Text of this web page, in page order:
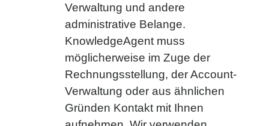
Verwaltung und andere
administrative Belange.
KnowledgeAgent muss
möglicherweise im Zuge der
Rechnungsstellung, der Account-
Verwaltung oder aus ähnlichen
Gründen Kontakt mit Ihnen